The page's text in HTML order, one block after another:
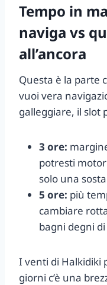
Tempo in
naviga vs
all’ancora
Questa è la parte
vuoi vera
galleggiare, il slot
3 ore:
potresti
solo una
5 ore: più
cambiare
bagni degni
I venti di Halkidiki
giorni c’è una